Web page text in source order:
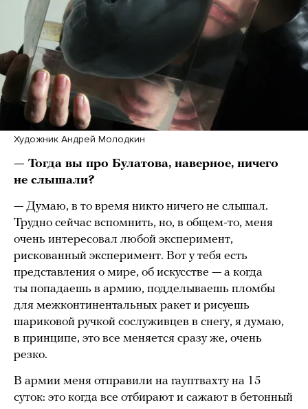
Художник Андрей Молодкин
— Тогда вы про Булатова, наверное, ничего
не слышали?
— Думаю, в то время никто ничего не слышал.
Трудно сейчас вспомнить, но, в общем-то, меня
очень интересовал любой эксперимент,
рискованный эксперимент. Вот у тебя есть
представления о мире, об искусстве — а когда
ты попадаешь в армию, подделываешь пломбы
для межконтинентальных ракет и рисуешь
шариковой ручкой сослуживцев в снегу, я думаю,
в принципе, это все меняется сразу же, очень
резко.
В армии меня отправили на гауптвахту на 15
суток: это когда все отбирают и сажают в бетонный